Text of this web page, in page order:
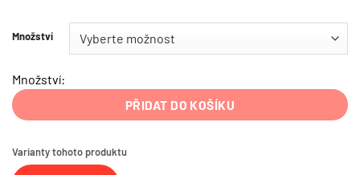
Množství
Množství:
PŘIDAT DO KOŠÍKU
Varianty tohoto produktu